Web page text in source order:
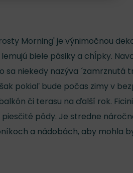
Morning' je výnimočnou
biele pásiky a chĺpky.
niekedy nazýva ´zamrznutá
pokiaľ bude počas zimy v
či terasu na ďalší rok.
pôdy. Je stredne
a nádobách, aby mohla